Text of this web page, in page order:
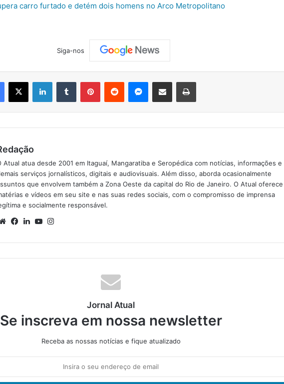
carro furtado e detém dois homens no Arco Metropolitano
Siga-nos
Atual atua desde 2001 em Itaguaí, Mangaratiba e Seropédica com notícias, informações e
serviços jornalísticos, digitais e audiovisuais. Além disso, aborda ocasionalmente
que envolvem também a Zona Oeste da capital do Rio de Janeiro. O Atual oferece
e vídeos em seu site e nas suas redes sociais, com o compromisso de imprensa
e socialmente responsável.
We
te
Fa
bo
ok
Lin
din
Yo
ub
e
ra
m
Jornal Atual
Se inscreva em nossa newsletter
Receba as nossas notícias e fique atualizado